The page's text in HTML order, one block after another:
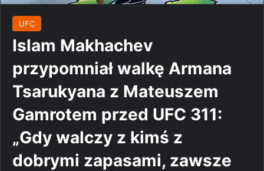
UFC
Islam Makhachev
przypomniał walkę Armana
Tsarukyana z Mateuszem
Gamrotem przed UFC 311:
„Gdy walczy z kimś z
dobrymi zapasami, zawsze